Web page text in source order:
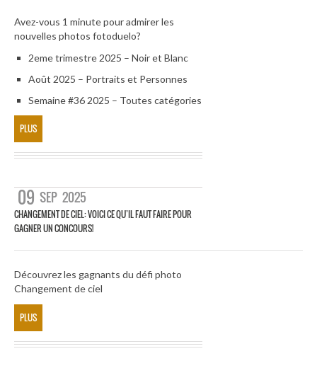
Avez-vous 1 minute pour admirer les
nouvelles photos fotoduelo?
2eme trimestre 2025 – Noir et Blanc
Août 2025 – Portraits et Personnes
Semaine #36 2025 – Toutes catégories
PLUS
09 SEP 2025
CHANGEMENT DE CIEL: VOICI CE QU’IL FAUT FAIRE POUR
GAGNER UN CONCOURS!
Découvrez les gagnants du défi photo
Changement de ciel
PLUS